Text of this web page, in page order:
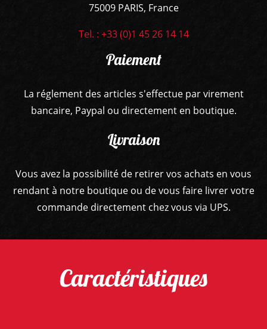
75009 PARIS, France
Tel. : +33 (0)1 45 26 14 14
Paiement
La réglement des articles s'effectue par virement
bancaire, Paypal ou directement en boutique.
Livraison
Vous avez la possibilité de retirer vos achats en vous
rendant à notre boutique ou de vous faire livrer votre
commande directement chez vous via UPS.
Caractéristiques